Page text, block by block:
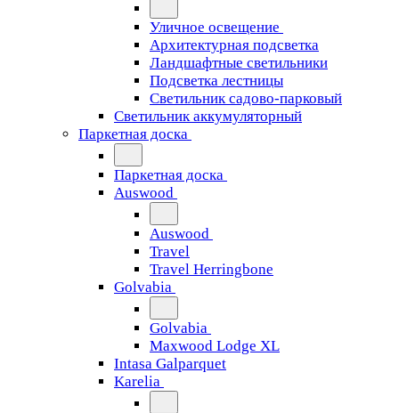
Уличное освещение
Архитектурная подсветка
Ландшафтные светильники
Подсветка лестницы
Светильник садово-парковый
Светильник аккумуляторный
Паркетная доска
Паркетная доска
Auswood
Auswood
Travel
Travel Herringbone
Golvabia
Golvabia
Maxwood Lodge XL
Intasa Galparquet
Karelia